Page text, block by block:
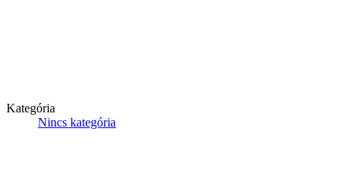
Kategória
Nincs kategória